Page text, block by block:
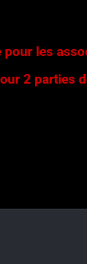
pour les
2 parties